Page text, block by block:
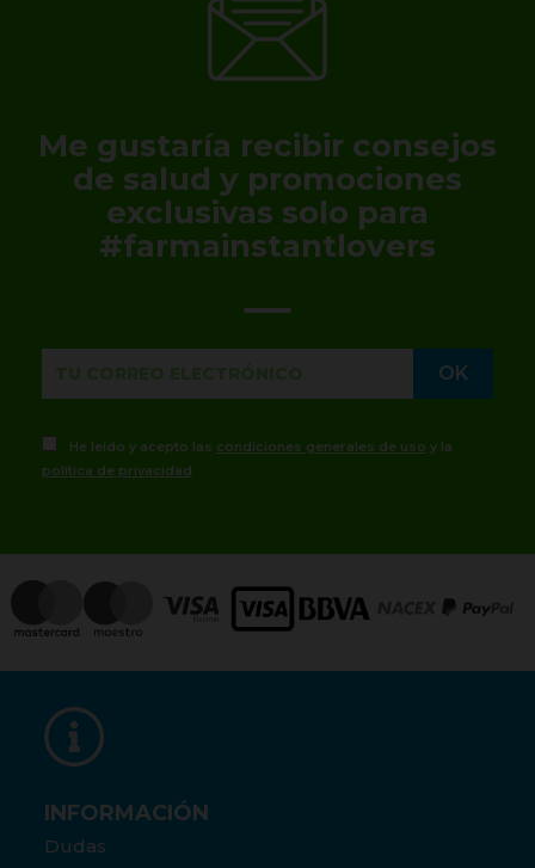
Me gustaría recibir consejos
de salud y promociones
exclusivas solo para
#farmainstantlovers
He leído y acepto las condiciones generales de uso y la
política de privacidad
INFORMACIÓN
Dudas